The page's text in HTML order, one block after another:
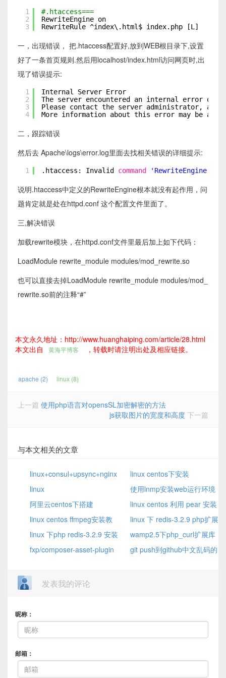
1
2
3
#.htaccess===
RewriteEngine on
RewriteRule ^index\.html$ index.php [L]
一，出现错误， 把.htaccess配置好,放到WEB根目录下,设置
好了一条首页规则.然后用localhost/index.html访问网页时,出
现了错误提示:
1
2
3
4
Internal Server Error
The server encountered an internal error or
Please contact the server administrator,
More information about this error may be
二，跟踪错误
然后去 Apache\logs\error.log里面去找相关错误的详细提示:
1 .htaccess: Invalid command 'RewriteEngine'
说明.htaccess中定义的RewriteEngine根本就没有起作用，问
题肯定就是处在httpd.conf 这个配置文件里面了。
三,解决错误
加载rewrite模块，在httpd.conf文件里最后加上如下代码：
LoadModule rewrite_module modules/mod_rewrite.so
也可以直接去掉LoadModule rewrite_module modules/mod_
rewrite.so前的注释“#”
本文永久地址：http://www.huanghaiping.com/article/28.html
本文出自
黄海平博客 ，转载时请注明出处及相应链接。
apache (2) linux (8)
上一篇 使用php语言对opensSL加密解密的方法
js获取图片的宽度和高度 下一篇
与本文相关的文章
linux+consul+upsync+nginx
实现动态负载均衡
linux centos下安装
linux
Centos7.1_pppoe_ADSL拨
使用lnmp安装web运行环境
后mysql无法远程链接的问题
阿里云centos下搭建
vsftpd3.0.2出现227 Entering
Passive Mode的原因
linux centos 利用 pear 安装
XML_RPC2
linux centos ffmpeg安装教
程和配置使用
linux 下 redis-3.2.9 php扩展
安装
linux 下php redis-3.2.9 安装
和使用教程
wamp2.5下php_curl扩展库
无法加载的解决方法
fxp/composer-asset-plugin
git push到github中文乱码的
发表我的评论
昵称：
邮箱：